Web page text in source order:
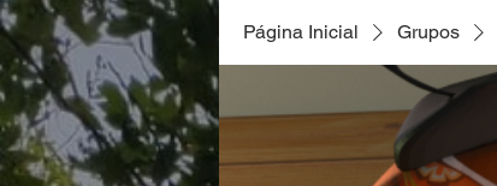
Página Inicial Grupos